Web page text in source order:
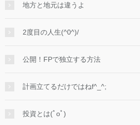
地方と地元は違うよ
2度目の人生(^0^)/
公開！FPで独立する方法
計画立てるだけではねf^_^;
投資とは(ﾟoﾟ)